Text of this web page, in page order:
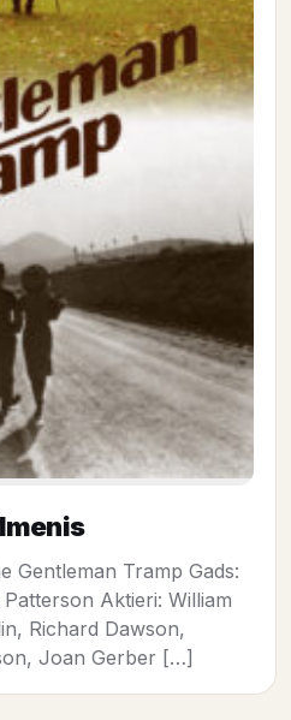
Gentleman Tramp Gads:
Aktieri: William
Richard Dawson,
Joan Gerber […]